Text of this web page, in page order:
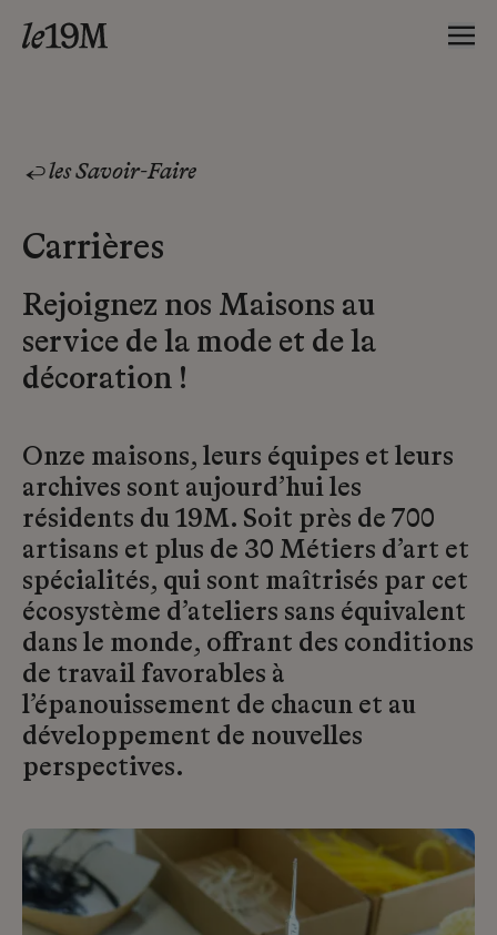
les Savoir-Faire
Carrières
Rejoignez nos Maisons au
service de la mode et de la
décoration !
Onze maisons, leurs équipes et leurs
archives sont aujourd’hui les
résidents du 19M. Soit près de 700
artisans et plus de 30 Métiers d’art et
spécialités, qui sont maîtrisés par cet
écosystème d’ateliers sans équivalent
dans le monde, offrant des conditions
de travail favorables à
l’épanouissement de chacun et au
développement de nouvelles
perspectives.